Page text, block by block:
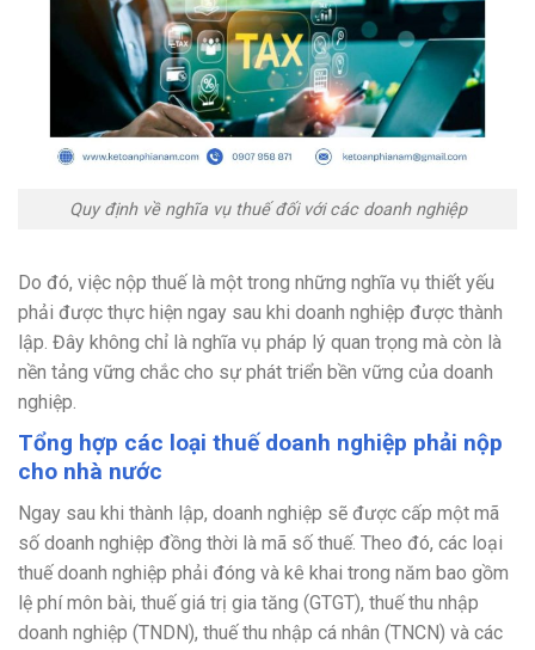
Quy định về nghĩa vụ thuế đối với các doanh nghiệp
Do đó, việc nộp thuế là một trong những nghĩa vụ thiết yếu
phải được thực hiện ngay sau khi doanh nghiệp được thành
lập. Đây không chỉ là nghĩa vụ pháp lý quan trọng mà còn là
nền tảng vững chắc cho sự phát triển bền vững của doanh
nghiệp.
Tổng hợp các loại thuế doanh nghiệp phải nộp
cho nhà nước
Ngay sau khi thành lập, doanh nghiệp sẽ được cấp một mã
số doanh nghiệp đồng thời là mã số thuế. Theo đó, các loại
thuế doanh nghiệp phải đóng và kê khai trong năm bao gồm
lệ phí môn bài, thuế giá trị gia tăng (GTGT), thuế thu nhập
doanh nghiệp (TNDN), thuế thu nhập cá nhân (TNCN) và các